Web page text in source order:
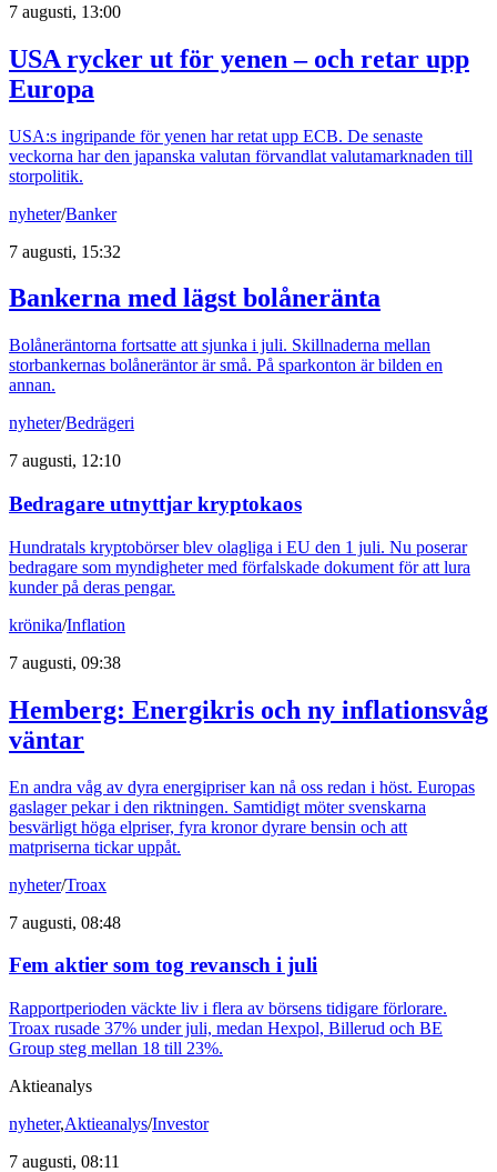
7 augusti, 13:00
USA rycker ut för yenen – och retar upp
Europa
USA:s ingripande för yenen har retat upp ECB. De senaste
veckorna har den japanska valutan förvandlat valutamarknaden till
storpolitik.
nyheter/Banker
7 augusti, 15:32
Bankerna med lägst bolåneränta
Bolåneräntorna fortsatte att sjunka i juli. Skillnaderna mellan
storbankernas bolåneräntor är små. På sparkonton är bilden en
annan.
nyheter/Bedrägeri
7 augusti, 12:10
Bedragare utnyttjar kryptokaos
Hundratals kryptobörser blev olagliga i EU den 1 juli. Nu poserar
bedragare som myndigheter med förfalskade dokument för att lura
kunder på deras pengar.
krönika/Inflation
7 augusti, 09:38
Hemberg: Energikris och ny inflationsvåg
väntar
En andra våg av dyra energipriser kan nå oss redan i höst. Europas
gaslager pekar i den riktningen. Samtidigt möter svenskarna
besvärligt höga elpriser, fyra kronor dyrare bensin och att
matpriserna tickar uppåt.
nyheter/Troax
7 augusti, 08:48
Fem aktier som tog revansch i juli
Rapportperioden väckte liv i flera av börsens tidigare förlorare.
Troax rusade 37% under juli, medan Hexpol, Billerud och BE
Group steg mellan 18 till 23%.
Aktieanalys
nyheter,Aktieanalys/Investor
7 augusti, 08:11